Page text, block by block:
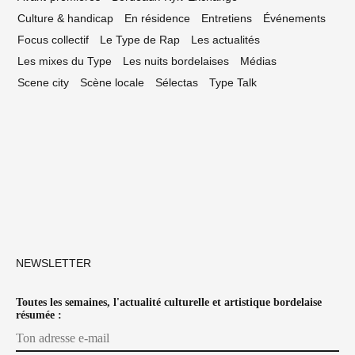
Culture & handicap
En résidence Entretiens
Événements
Focus collectif
Le Type de Rap
Les actualités
Les mixes du Type
Les nuits bordelaises
Médias
Scene city
Scène locale Sélectas Type Talk
NEWSLETTER
Toutes les semaines, l'actualité culturelle et artistique bordelaise
résumée :